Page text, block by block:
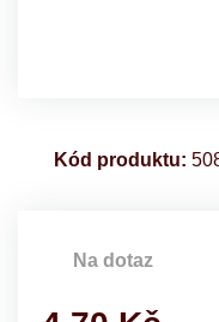
Kód produktu:
Na dotaz